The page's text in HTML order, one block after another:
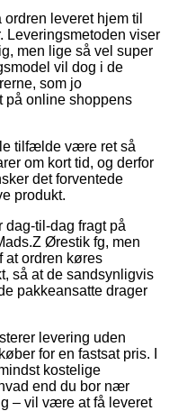
leveret hjem til
Leveringsmetoden viser
men lige så vel super
vil dog i de
som jo
på online shoppens
tilfælde være ret så
om kort tid, og derfor
det forventede
produkt.
dag-til-dag fragt på
Ørestik fg, men
at ordren køres
så at de sandsynligvis
pakkeansatte drager
levering uden
for en fastsat pris. I
kostelige
end du bor nær
– vil være at få leveret